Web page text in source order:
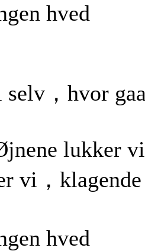
hved
，hvor
lukker
vi，klagende
hved